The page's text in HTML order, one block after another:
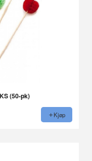
(50-pk)
Kjøp